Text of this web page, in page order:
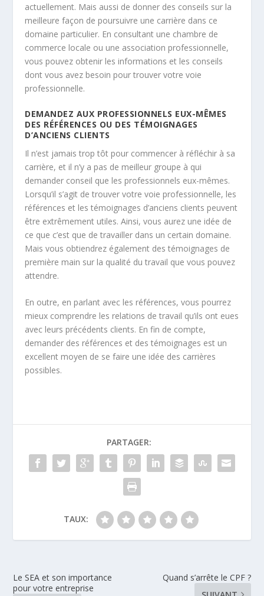
actuellement. Mais aussi de donner des conseils sur la
meilleure façon de poursuivre une carrière dans ce
domaine particulier. En consultant une chambre de
commerce locale ou une association professionnelle,
vous pouvez obtenir les informations et les conseils
dont vous avez besoin pour trouver votre voie
professionnelle.
DEMANDEZ AUX PROFESSIONNELS EUX-MÊMES
DES RÉFÉRENCES OU DES TÉMOIGNAGES
D’ANCIENS CLIENTS
Il n’est jamais trop tôt pour commencer à réfléchir à sa
carrière, et il n’y a pas de meilleur groupe à qui
demander conseil que les professionnels eux-mêmes.
Lorsqu’il s’agit de trouver votre voie professionnelle, les
références et les témoignages d’anciens clients peuvent
être extrêmement utiles. Ainsi, vous aurez une idée de
ce que c’est que de travailler dans un certain domaine.
Mais vous obtiendrez également des témoignages de
première main sur la qualité du travail que vous pouvez
attendre.
En outre, en parlant avec les références, vous pourrez
mieux comprendre les relations de travail qu’ils ont eues
avec leurs précédents clients. En fin de compte,
demander des références et des témoignages est un
excellent moyen de se faire une idée des carrières
possibles.
PARTAGER:
TAUX:
Le SEA et son importance
pour votre entreprise
Quand s’arrête le CPF ?